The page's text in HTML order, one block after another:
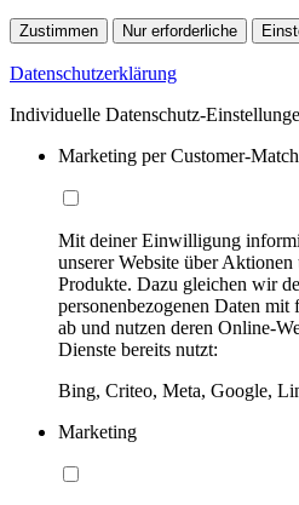
Zustimmen Nur erforderliche
Datenschutzerklärung
Individuelle Datenschutz-
Marketing per Customer-Match
Mit deiner Einwilligung
unserer Website über
Produkte. Dazu gleichen wir
personenbezogenen Daten
ab und nutzen deren Online-
Dienste bereits nutzt:
Bing, Criteo, Meta, Google,
Marketing